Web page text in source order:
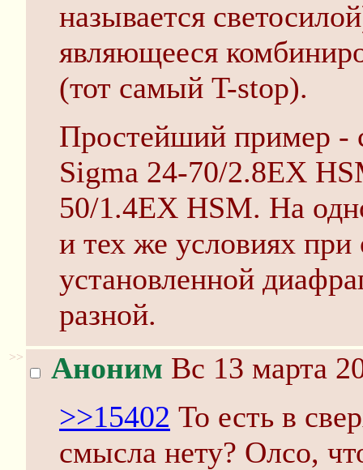
называется
являющееся
(тот самый T-stop).
Простейший пример -
Sigma 24-70/2.8EX
50/1.4EX HSM. На
и тех же условиях
установленной
разной.
>> Аноним Вс 13 марта
>>15402 То есть в
смысла нету? Олсо,